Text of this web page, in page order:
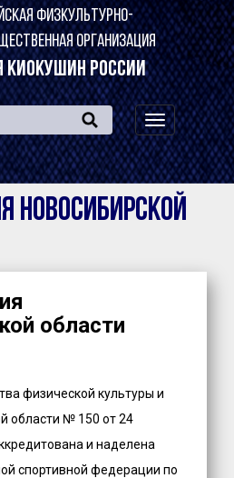
ФИЗКУЛЬТУРНО-
ОРГАНИЗАЦИЯ
КИОКУШИН РОССИИ
навигация
по
сайту
Новосибирской
области
физической культуры и
области № 150 от 24
и наделена
спортивной федерации по